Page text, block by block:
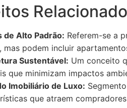
de Alto Padrão: Referem-se a
mas podem incluir
Sustentável: Um conceito
que minimizam impactos
Imobiliário de Luxo:
que atraem